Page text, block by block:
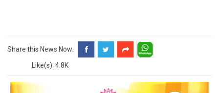
Share this News Now:
Like(s): 4.8K